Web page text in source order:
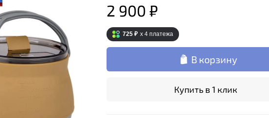
2 900 ₽
725 ₽ x 4 платежа
В корзину
Купить в 1 клик